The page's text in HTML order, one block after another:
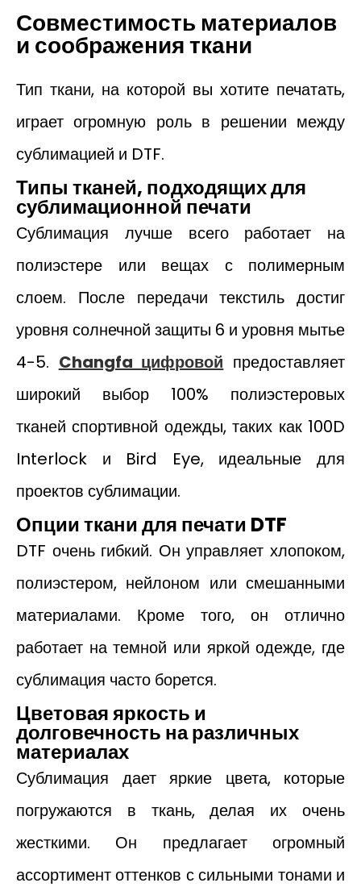
Совместимость материалов
и соображения ткани
Тип ткани, на которой вы хотите печатать,
играет огромную роль в решении между
сублимацией и DTF.
Типы тканей, подходящих для
сублимационной печати
Сублимация лучше всего работает на
полиэстере или вещах с полимерным
слоем. После передачи текстиль достиг
уровня солнечной защиты 6 и уровня мытье
4-5. Changfa цифровой предоставляет
широкий выбор 100% полиэстеровых
тканей спортивной одежды, таких как 100D
Interlock и Bird Eye, идеальные для
проектов сублимации.
Опции ткани для печати DTF
DTF очень гибкий. Он управляет хлопоком,
полиэстером, нейлоном или смешанными
материалами. Кроме того, он отлично
работает на темной или яркой одежде, где
сублимация часто борется.
Цветовая яркость и
долговечность на различных
материалах
Сублимация дает яркие цвета, которые
погружаются в ткань, делая их очень
жесткими. Он предлагает огромный
ассортимент оттенков с сильными тонами и